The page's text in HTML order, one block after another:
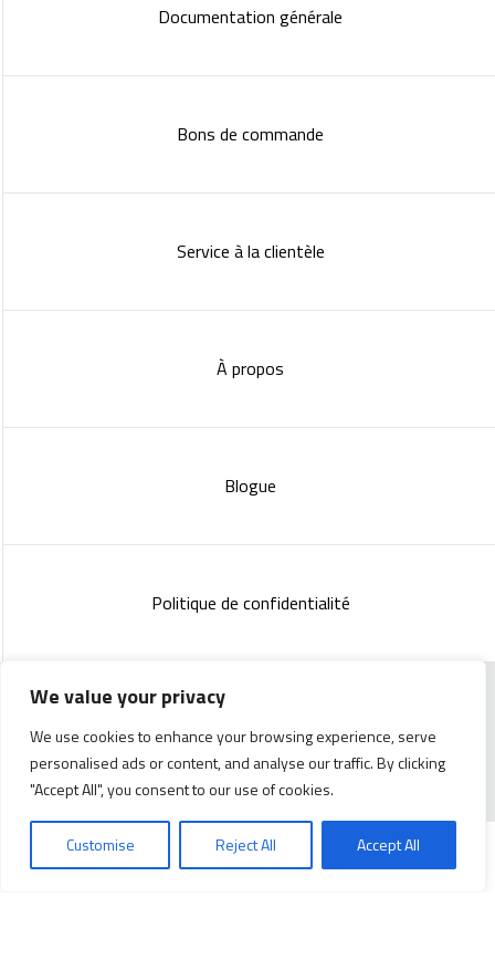
We value your privacy
We use cookies to enhance your browsing experience, serve
personalised ads or content, and analyse our traffic. By clicking
"Accept All", you consent to our use of cookies.
Customise Reject All Accept All
Documentation générale
Bons de commande
Service à la clientèle
À propos
Blogue
Politique de confidentialité
Copyright 2023 :Standish Communications& Mélissa
Lachance